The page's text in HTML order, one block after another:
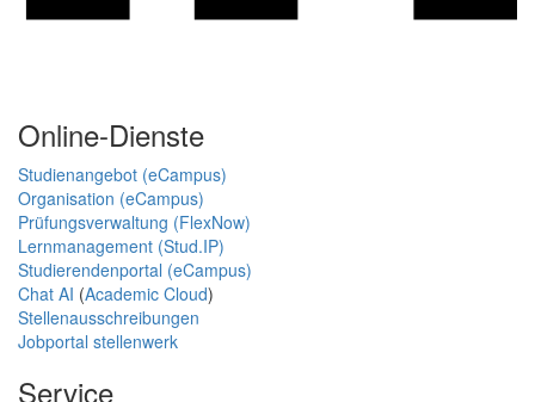
Online-Dienste
Studienangebot (eCampus)
Organisation (eCampus)
Prüfungsverwaltung (FlexNow)
Lernmanagement (Stud.IP)
Studierendenportal (eCampus)
Chat AI (Academic Cloud)
Stellenausschreibungen
Jobportal stellenwerk
Service